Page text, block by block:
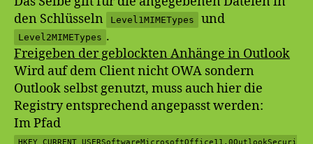
den Schlüsseln
Level1MIMETypes und
Level2MIMETypes .
Freigeben der geblockten Anhänge in Outlook
Wird auf dem Client nicht OWA sondern
Outlook selbst genutzt, muss auch hier die
Registry entsprechend angepasst werden:
Im Pfad